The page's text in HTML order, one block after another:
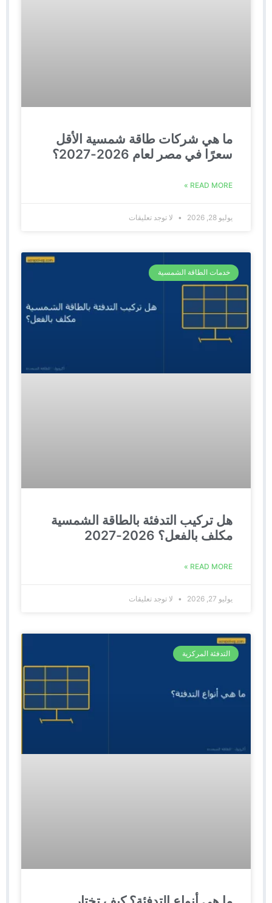
ما هي شركات طاقة شمسية الأقل
سعرًا في مصر لعام 2026-2027؟
READ MORE »
يوليو 28, 2026 لا توجد تعليقات
خدمات الطاقة الشمسية
هل تركيب التدفئة بالطاقة الشمسية
مكلف بالفعل؟ 2026-2027
READ MORE »
يوليو 27, 2026 لا توجد تعليقات
التدفئة المركزية